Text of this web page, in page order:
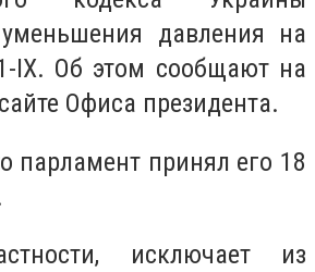
уменьшения давления на
IX. Об этом сообщают на
Офиса президента.
парламент принял его 18
исключает из